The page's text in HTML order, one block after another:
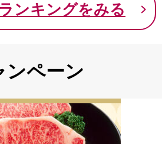
ンキングをみる
ンペーン